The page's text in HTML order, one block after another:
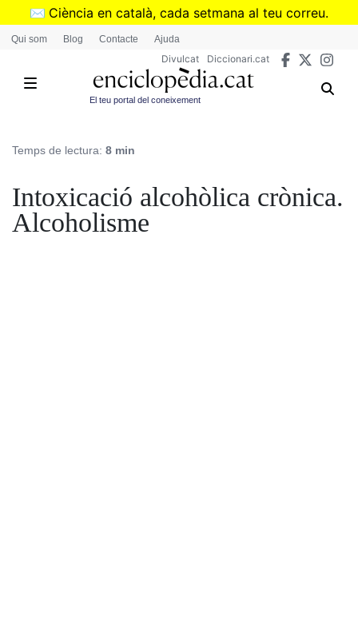
Vés
✉️ Ciència en català, cada setmana al teu correu.
➜Subscriu-te al butlletí de Divulcat
Qui som Blog Contacte Ajuda
Divulcat Diccionari.cat
El teu portal del coneixement
Temps de lectura: 8 min
Intoxicació alcohòlica crònica.
Alcoholisme